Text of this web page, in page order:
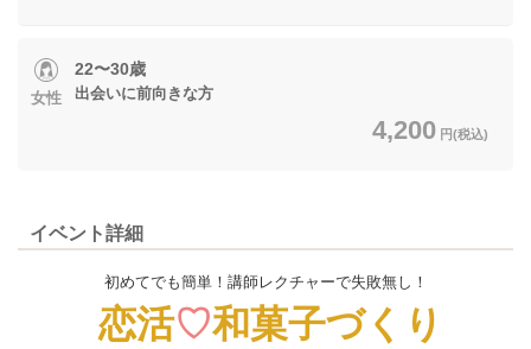
女性
22〜30歳
出会いに前向きな方
4,200 円(税込)
イベント詳細
初めてでも簡単！講師レクチャーで失敗無し！
恋活♡和菓子づくり